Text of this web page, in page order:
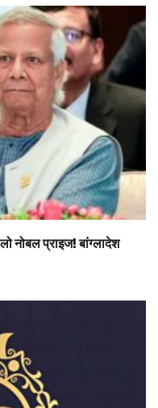
नोबल प्राइज! बांग्लादेश